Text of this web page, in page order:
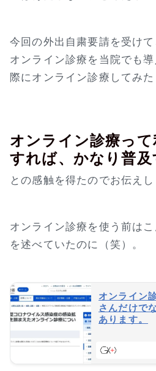
今回の外出自粛要請を受け
オンライン診療を当院でも
際にオンライン診療してみた
オンライン診療っ
すれば、かなり普及
との感触を得たのでお伝えし
オンライン診療を使う前は
を述べていたのに（笑）。
オンライン
さんだけで
あります。